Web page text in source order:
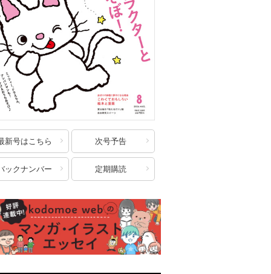
新号はこちら 次号予告
ックナンバー 定期購読